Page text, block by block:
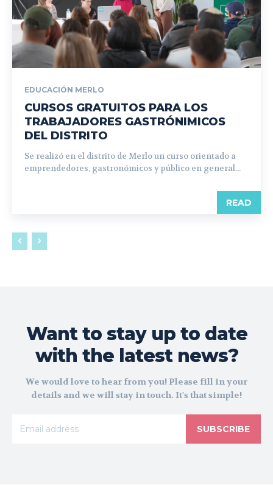
EDUCACIÓN MERLO
CURSOS GRATUITOS PARA LOS
TRABAJADORES GASTRÓNIMICOS
DEL DISTRITO
Se realizó en el distrito de Merlo un curso orientado a
emprendedores, gastronómicos y público en general...
READ
Want to stay up to date
with the latest news?
We would love to hear from you! Please fill in your
details and we will stay in touch. It's that simple!
SUBSCRIBE